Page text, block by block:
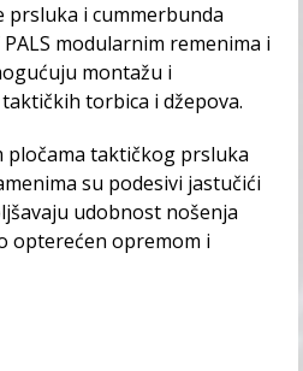
prsluka i cummerbunda
modularnim remenima i
montažu i
torbica i džepova.
pločama taktičkog prsluka
su podesivi jastučići
udobnost nošenja
opterećen opremom i